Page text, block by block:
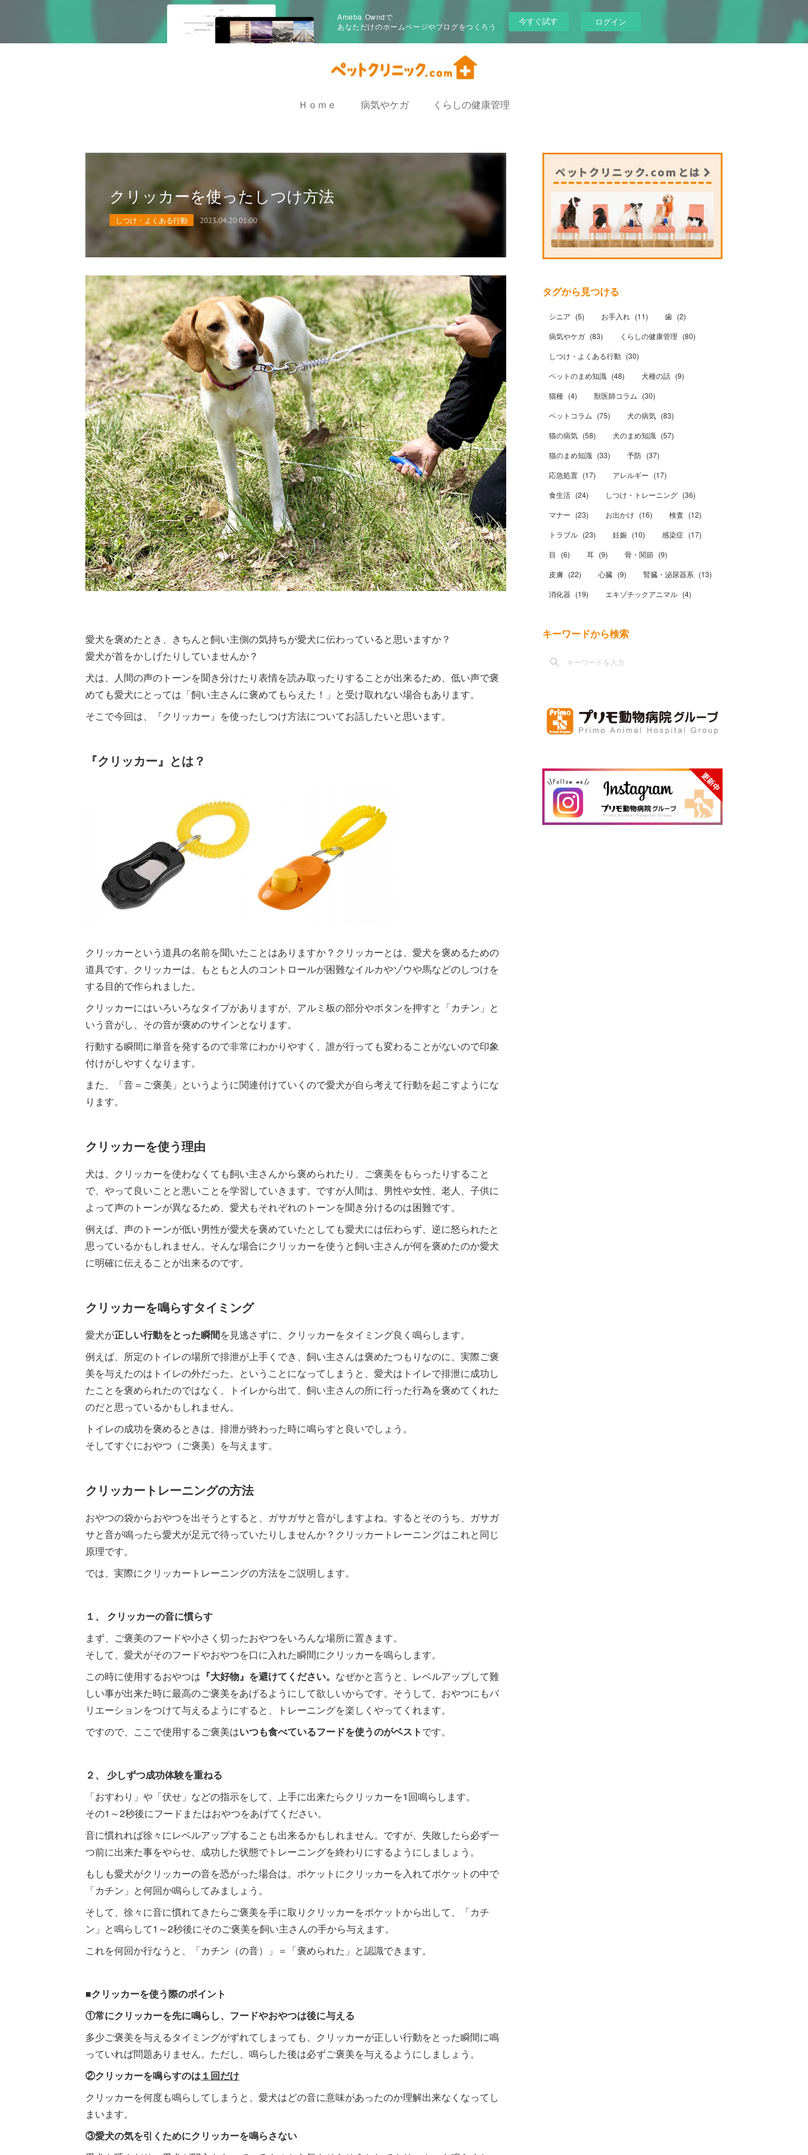
Ameba Owndで
あなただけのホームページやブログをつくろう
今すぐ試す ログイン
Ｈｏｍｅ 病気やケガ くらしの健康管理
クリッカーを使ったしつけ方法
しつけ・よくある行動 2023.04.20 01:00
愛犬を褒めたとき、きちんと飼い主側の気持ちが愛犬に伝わっていると思いますか？
愛犬が首をかしげたりしていませんか？
犬は、人間の声のトーンを聞き分けたり表情を読み取ったりすることが出来るため、低い声で褒
めても愛犬にとっては「飼い主さんに褒めてもらえた！」と受け取れない場合もあります。
そこで今回は、『クリッカー』を使ったしつけ方法についてお話したいと思います。
『クリッカー』とは？
クリッカーという道具の名前を聞いたことはありますか？クリッカーとは、愛犬を褒めるための
道具です。クリッカーは、もともと人のコントロールが困難なイルカやゾウや馬などのしつけを
する目的で作られました。
クリッカーにはいろいろなタイプがありますが、アルミ板の部分やボタンを押すと「カチン」と
いう音がし、その音が褒めのサインとなります。
行動する瞬間に単音を発するので非常にわかりやすく、誰が行っても変わることがないので印象
付けがしやすくなります。
また、「音＝ご褒美」というように関連付けていくので愛犬が自ら考えて行動を起こすようにな
ります。
クリッカーを使う理由
犬は、クリッカーを使わなくても飼い主さんから褒められたり、ご褒美をもらったりすること
で、やって良いことと悪いことを学習していきます。ですが人間は、男性や女性、老人、子供に
よって声のトーンが異なるため、愛犬もそれぞれのトーンを聞き分けるのは困難です。
例えば、声のトーンが低い男性が愛犬を褒めていたとしても愛犬には伝わらず、逆に怒られたと
思っているかもしれません。そんな場合にクリッカーを使うと飼い主さんが何を褒めたのか愛犬
に明確に伝えることが出来るのです。
クリッカーを鳴らすタイミング
愛犬が正しい行動をとった瞬間を見逃さずに、クリッカーをタイミング良く鳴らします。
例えば、所定のトイレの場所で排泄が上手くでき、飼い主さんは褒めたつもりなのに、実際ご褒
美を与えたのはトイレの外だった。ということになってしまうと、愛犬はトイレで排泄に成功し
たことを褒められたのではなく、トイレから出て、飼い主さんの所に行った行為を褒めてくれた
のだと思っているかもしれません。
トイレの成功を褒めるときは、排泄が終わった時に鳴らすと良いでしょう。
そしてすぐにおやつ（ご褒美）を与えます。
クリッカートレーニングの方法
おやつの袋からおやつを出そうとすると、ガサガサと音がしますよね。するとそのうち、ガサガ
サと音が鳴ったら愛犬が足元で待っていたりしませんか？クリッカートレーニングはこれと同じ
原理です。
では、実際にクリッカートレーニングの方法をご説明します。
１、 クリッカーの音に慣らす
まず、ご褒美のフードや小さく切ったおやつをいろんな場所に置きます。
そして、愛犬がそのフードやおやつを口に入れた瞬間にクリッカーを鳴らします。
この時に使用するおやつは 『大好物』を避けてください。 なぜかと言うと、レベルアップして難
しい事が出来た時に最高のご褒美をあげるようにして欲しいからです。そうして、おやつにもバ
リエーションをつけて与えるようにすると、トレーニングを楽しくやってくれます。
ですので、ここで使用するご褒美はいつも食べているフードを使うのがベストです。
２、 少しずつ成功体験を重ねる
「おすわり」や「伏せ」などの指示をして、上手に出来たらクリッカーを1回鳴らします。
その1～2秒後にフードまたはおやつをあげてください。
音に慣れれば徐々にレベルアップすることも出来るかもしれません。ですが、失敗したら必ず一
つ前に出来た事をやらせ、成功した状態でトレーニングを終わりにするようにしましょう。
もしも愛犬がクリッカーの音を恐がった場合は、ポケットにクリッカーを入れてポケットの中で
「カチン」と何回か鳴らしてみましょう。
そして、徐々に音に慣れてきたらご褒美を手に取りクリッカーをポケットから出して、「カチ
ン」と鳴らして1～2秒後にそのご褒美を飼い主さんの手から与えます。
これを何回か行なうと、「カチン（の音）」＝「褒められた」と認識できます。
■クリッカーを使う際のポイント
①常にクリッカーを先に鳴らし、フードやおやつは後に与える
多少ご褒美を与えるタイミングがずれてしまっても、クリッカーが正しい行動をとった瞬間に鳴
っていれば問題ありません。ただし、鳴らした後は必ずご褒美を与えるようにしましょう。
②クリッカーを鳴らすのは１回だけ
クリッカーを何度も鳴らしてしまうと、愛犬はどの音に意味があったのか理解出来なくなってし
まいます。
③愛犬の気を引くためにクリッカーを鳴らさない
タグから見つける
シニア (5) お手入れ (11) 歯 (2)
病気やケガ (83) くらしの健康管理 (80)
しつけ・よくある行動 (30)
ペットのまめ知識 (48) 犬種の話 (9)
猫種 (4) 獣医師コラム (30)
ペットコラム (75) 犬の病気 (83)
猫の病気 (58) 犬のまめ知識 (57)
猫のまめ知識 (33) 予防 (37)
応急処置 (17) アレルギー (17)
食生活 (24) しつけ・トレーニング (36)
マナー (23) お出かけ (16) 検査 (12)
トラブル (23) 妊娠 (10) 感染症 (17)
目
(6) 耳 (9) 骨・関節 (9)
皮膚 (22) 心臓 (9) 腎臓・泌尿器系 (13)
消化器 (19) エキゾチックアニマル (4)
キーワードから検索